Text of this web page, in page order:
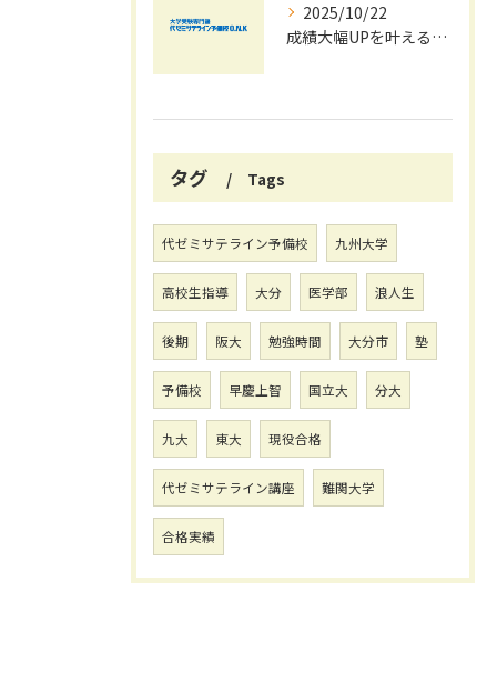
2025/10/22
成績大幅UPを叶える秋の効率学習法
タグ Tags
代ゼミサテライン予備校 九州大学
高校生指導 大分 医学部 浪人生
後期 阪大 勉強時間 大分市 塾
予備校 早慶上智 国立大 分大
九大 東大 現役合格
代ゼミサテライン講座 難関大学
合格実績